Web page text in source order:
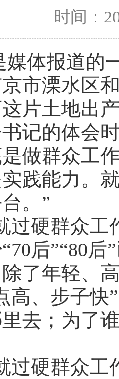
时间：
报道的一
市溧水区
片土地出
记的体会
做群众工
践能力。
。”
硬群众工作
后”“80
了年轻、
高、步子
去；为了
硬群众工作